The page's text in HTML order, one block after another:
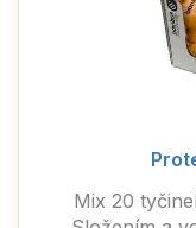
Mix 20